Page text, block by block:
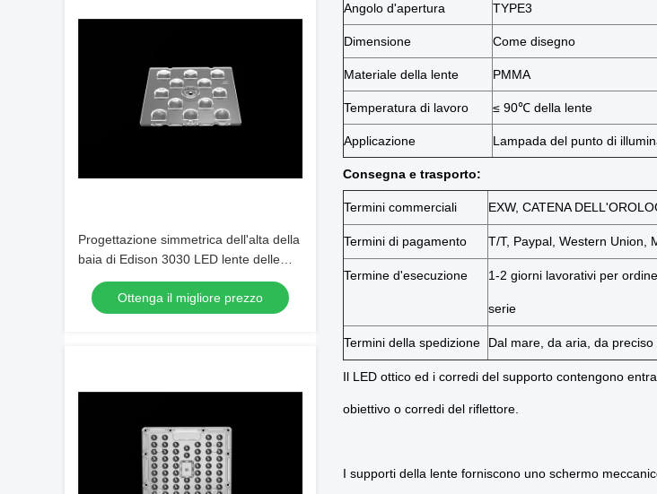
Progettazione simmetrica dell'alta della
baia di Edison 3030 LED lente delle
lampade per illuminazione all'aperto
Ottenga il migliore prezzo
Angolo d'apertura TYPE3
Dimensione Come disegno
Materiale della lente PMMA
Temperatura di lavoro ≤ 90℃ della lente
Applicazione Lampada del punto di
Consegna e trasporto:
Termini commerciali EXW, CATENA
Termini di pagamento T/T, Paypal, Western Union,
Termine d'esecuzione 1-2 giorni lavorativi per
serie
Termini della spedizione Dal mare, da aria, da
Il LED ottico ed i corredi del supporto contengono
obiettivo o corredi del riflettore.
I supporti della lente forniscono uno schermo